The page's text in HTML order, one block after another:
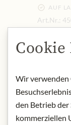
AUF
Art.Nr.:
und
Wir verwenden
den Betrieb der
kommerziellen